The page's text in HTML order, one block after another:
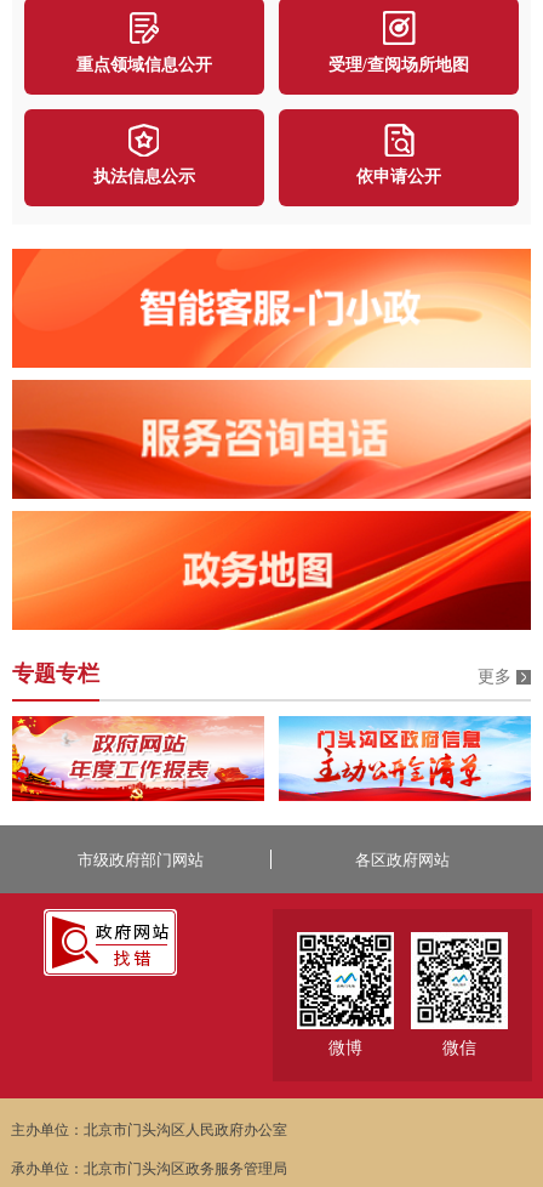
重点领域信息公开 受理/查阅场所地图
执法信息公示 依申请公开
专题专栏 更多
市级政府部门网站 各区政府网站
微博 微信
主办单位：北京市门头沟区人民政府办公室
承办单位：北京市门头沟区政务服务管理局